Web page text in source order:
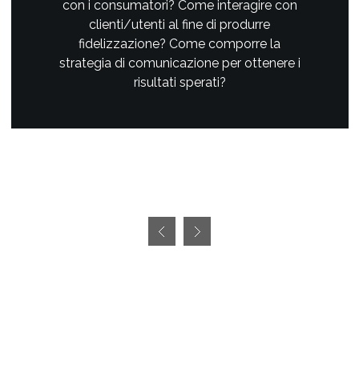
con i consumatori? Come interagire con
clienti/utenti al fine di produrre
fidelizzazione? Come comporre la
strategia di comunicazione per ottenere i
risultati sperati?